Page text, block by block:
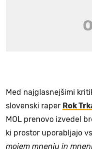
Med najglasnejšimi
slovenski raper Rok
MOL prenovo izvedel
ki prostor uporabljajo
mojem mnenju in